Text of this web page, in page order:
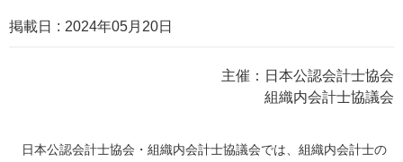
掲載日 2024年05月20日
主催：日本公認会計士協会
組織内会計士協議会
日本公認会計士協会・組織内会計士協議会では、組織内会計士の